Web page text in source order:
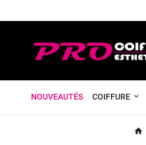
NOUVEAUTÉS COIFFURE